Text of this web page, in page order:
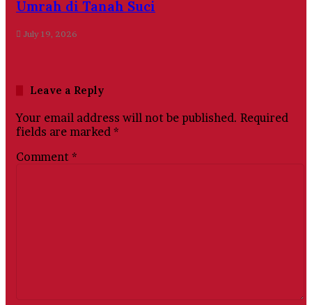
Umrah di Tanah Suci
July 19, 2026
Leave a Reply
Your email address will not be published. Required
fields are marked *
Comment *